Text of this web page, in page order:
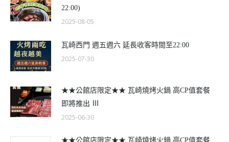
22:00)
2025-08-05
瓦崎西門 週五週六 延長收客時間至22:00
2025-07-30
★★公館店限定★★ 瓦崎燒烤火鍋 高CP值套餐
即將推出 Ⅲ
2025-06-30
★★公館店限定★★ 瓦崎燒烤火鍋 高CP值套餐